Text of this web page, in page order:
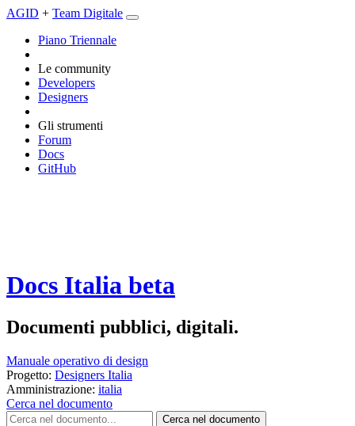
AGID + Team Digitale
Piano Triennale
Le community
Developers
Designers
Gli strumenti
Forum
Docs
GitHub
Docs Italia beta
Documenti pubblici, digitali.
Manuale operativo di design
Progetto: Designers Italia
Amministrazione: italia
Cerca nel documento
Cerca nel documento